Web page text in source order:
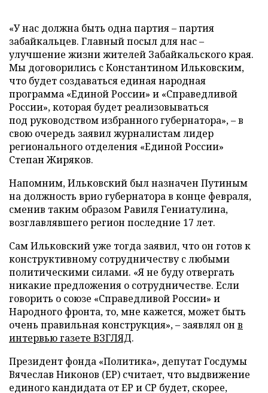
«У нас должна быть одна партия–партия
забайкальцев. Главный посыл для нас–
улучшение жизни жителей Забайкальского края.
Мы договорились с Константином Ильковским,
что будет создаваться единая народная
программа «Единой России» и «Справедливой
России», которая будет реализовываться
под руководством избранного губернатора»,–в
свою очередь заявил журналистам лидер
регионального отделения «Единой России»
Степан Жиряков.
Напомним, Ильковский был назначен Путиным
на должность врио губернатора в конце февраля,
сменив таким образом Равиля Гениатулина,
возглавлявшего регион последние 17 лет.
Сам Ильковский уже тогда заявил, что он готов к
конструктивному сотрудничеству с любыми
политическими силами. «Я не буду отвергать
никакие предложения о сотрудничестве. Если
говорить о союзе «Справедливой России» и
Народного фронта, то, мне кажется, может быть
очень правильная конструкция»,– заявлял он в
интервью газете ВЗГЛЯД.
Президент фонда «Политика», депутат Госдумы
Вячеслав Никонов (ЕР) считает, что выдвижение
единого кандидата от ЕР и СР будет, скорее,